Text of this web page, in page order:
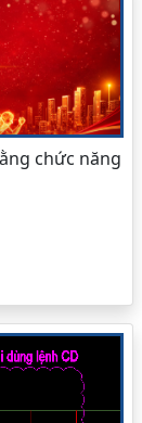
chức năng